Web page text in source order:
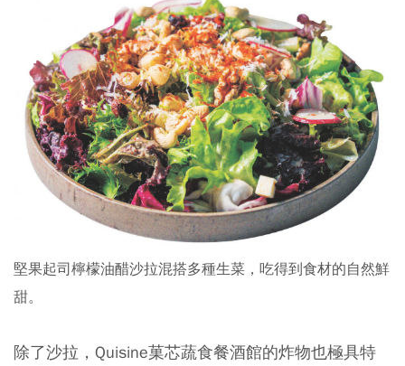
堅果起司檸檬油醋沙拉混搭多種生菜，吃得到食材的自然鮮
甜。
除了沙拉，Quisine菓芯蔬食餐酒館的炸物也極具特